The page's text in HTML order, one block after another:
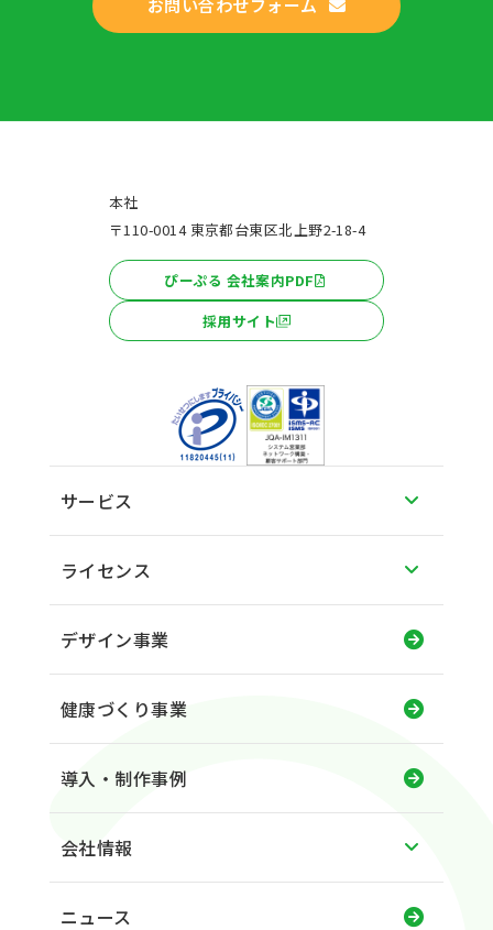
お問い合わせフォーム
本社
〒110-0014 東京都台東区北上野2-18-4
ぴーぷる 会社案内PDF
採用サイト
サービス
ライセンス
デザイン事業
健康づくり事業
導入・制作事例
会社情報
ニュース